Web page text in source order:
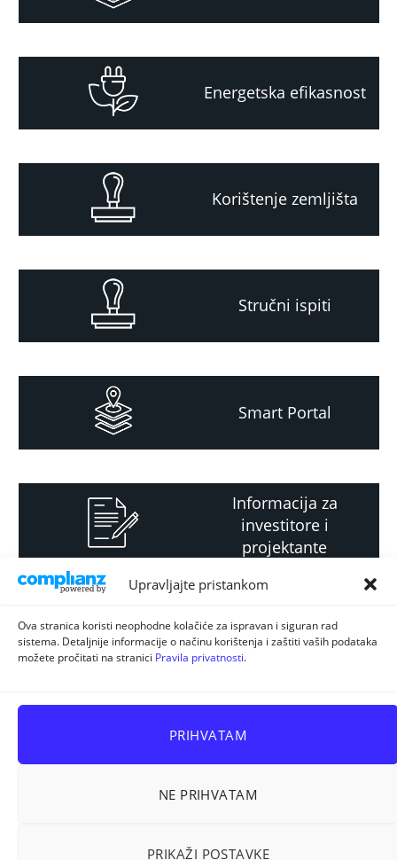
Upravljajte pristankom
Ova stranica koristi neophodne kolačiće za ispravan i siguran rad
sistema. Detaljnije informacije o načinu korištenja i zaštiti vaših podataka
možete pročitati na stranici Pravila privatnosti.
PRIHVATAM
NE PRIHVATAM
PRIKAŽI POSTAVKE
Energetska efikasnost
Korištenje zemljišta
Stručni ispiti
Smart Portal
Informacija za
investitore i
projektante
Strateški i planski
dokument